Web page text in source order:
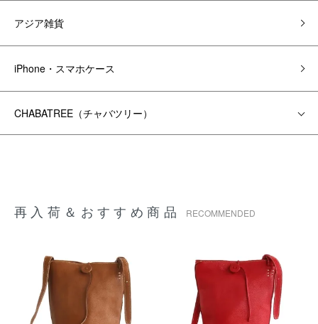
アジア雑貨
iPhone・スマホケース
CHABATREE（チャバツリー）
再入荷＆おすすめ商品 RECOMMENDED